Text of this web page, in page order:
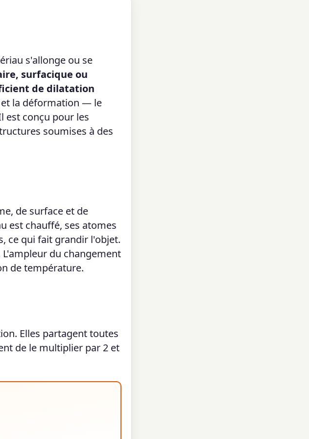
s'allonge ou se
surfacique ou
de dilatation
la déformation — le
est conçu pour les
soumises à des
de surface et de
est chauffé, ses atomes
ce qui fait grandir l'objet.
du changement
de température.
Elles partagent toutes
de le multiplier par 2 et